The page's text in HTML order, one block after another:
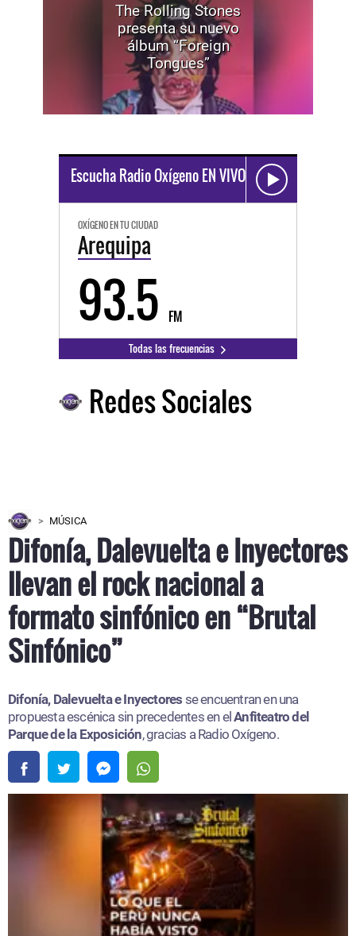
The Rolling Stones
presenta su nuevo
álbum “Foreign
Tongues”
Escucha Radio Oxígeno EN VIVO
OXÍGENO EN TU CIUDAD
Arequipa
93.5 FM
Todas las frecuencias
Redes Sociales
MÚSICA
Difonía, Dalevuelta e Inyectores
llevan el rock nacional a
formato sinfónico en “Brutal
Sinfónico”
Difonía, Dalevuelta e Inyectores se encuentran en una
propuesta escénica sin precedentes en elAnfiteatro del
Parque de la Exposición, gracias a Radio Oxígeno.